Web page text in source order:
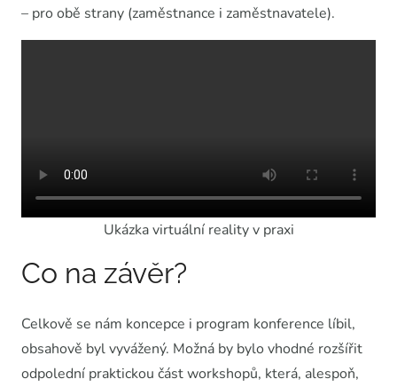
– pro obě strany (zaměstnance i zaměstnavatele).
Ukázka virtuální reality v praxi
Co na závěr?
Celkově se nám koncepce i program konference líbil,
obsahově byl vyvážený. Možná by bylo vhodné rozšířit
odpolední praktickou část workshopů, která, alespoň,